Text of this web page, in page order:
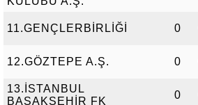
11.GENÇLERBİRLİĞİ 0
12.GÖZTEPE A.Ş. 0
13.İSTANBUL
BAŞAKŞEHİR FK
0